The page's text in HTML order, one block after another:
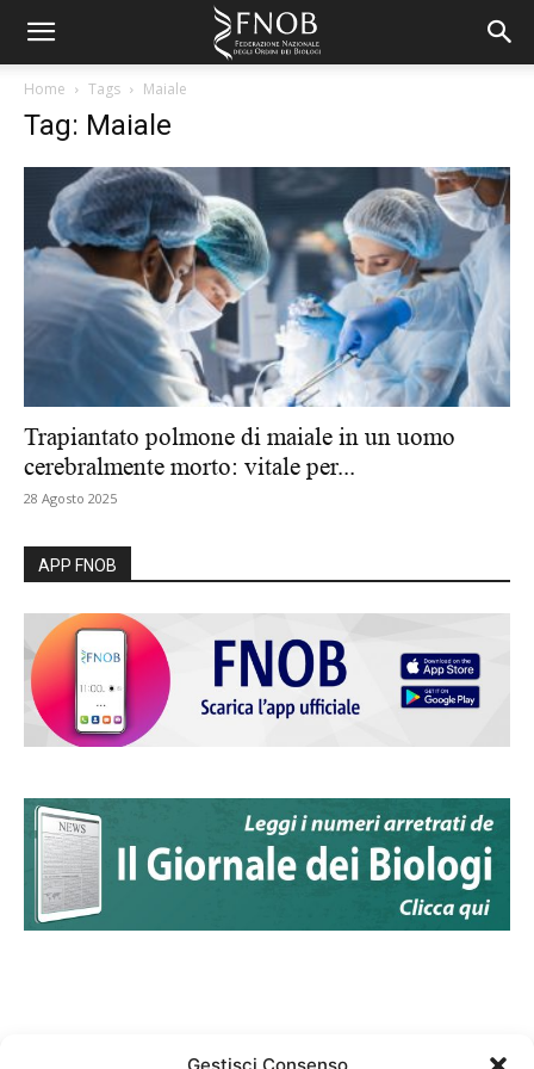
Home Tags Maiale
Tag: Maiale
Trapiantato polmone di maiale in un uomo
cerebralmente morto: vitale per...
28 Agosto 2025
APP FNOB